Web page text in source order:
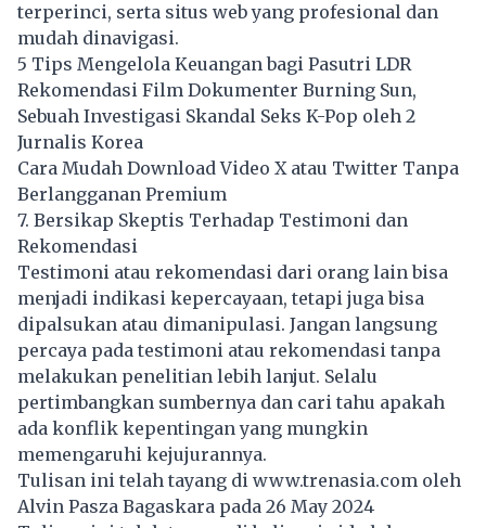
terperinci, serta situs web yang profesional dan
mudah dinavigasi.
5 Tips Mengelola Keuangan bagi Pasutri LDR
Rekomendasi Film Dokumenter Burning Sun,
Sebuah Investigasi Skandal Seks K-Pop oleh 2
Jurnalis Korea
Cara Mudah Download Video X atau Twitter Tanpa
Berlangganan Premium
7. Bersikap Skeptis Terhadap Testimoni dan
Rekomendasi
Testimoni atau rekomendasi dari orang lain bisa
menjadi indikasi kepercayaan, tetapi juga bisa
dipalsukan atau dimanipulasi. Jangan langsung
percaya pada testimoni atau rekomendasi tanpa
melakukan penelitian lebih lanjut. Selalu
pertimbangkan sumbernya dan cari tahu apakah
ada konflik kepentingan yang mungkin
memengaruhi kejujurannya.
Tulisan ini telah tayang di www.trenasia.com oleh
Alvin Pasza Bagaskara pada 26 May 2024